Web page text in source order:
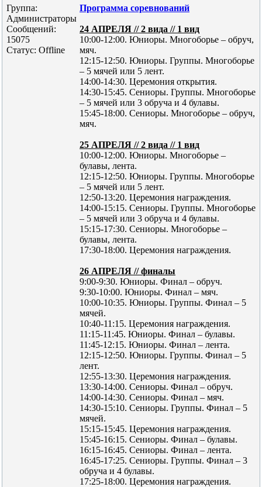
Группа:
Администраторы
Сообщений:
15075
Статус: Offline
Программа соревнований
24 АПРЕЛЯ // 2 вида // 1 вид
10:00-12:00. Юниоры. Многоборье – обруч,
мяч.
12:15-12:50. Юниоры. Группы. Многоборье
– 5 мячей или 5 лент.
14:00-14:30. Церемония открытия.
14:30-15:45. Сениоры. Группы. Многоборье
– 5 мячей или 3 обруча и 4 булавы.
15:45-18:00. Сениоры. Многоборье – обруч,
мяч.
25 АПРЕЛЯ // 2 вида // 1 вид
10:00-12:00. Юниоры. Многоборье –
булавы, лента.
12:15-12:50. Юниоры. Группы. Многоборье
– 5 мячей или 5 лент.
12:50-13:20. Церемония награждения.
14:00-15:15. Сениоры. Группы. Многоборье
– 5 мячей или 3 обруча и 4 булавы.
15:15-17:30. Сениоры. Многоборье –
булавы, лента.
17:30-18:00. Церемония награждения.
26 АПРЕЛЯ // финалы
9:00-9:30. Юниоры. Финал – обруч.
9:30-10:00. Юниоры. Финал – мяч.
10:00-10:35. Юниоры. Группы. Финал – 5
мячей.
10:40-11:15. Церемония награждения.
11:15-11:45. Юниоры. Финал – булавы.
11:45-12:15. Юниоры. Финал – лента.
12:15-12:50. Юниоры. Группы. Финал – 5
лент.
12:55-13:30. Церемония награждения.
13:30-14:00. Сениоры. Финал – обруч.
14:00-14:30. Сениоры. Финал – мяч.
14:30-15:10. Сениоры. Группы. Финал – 5
мячей.
15:15-15:45. Церемония награждения.
15:45-16:15. Сениоры. Финал – булавы.
16:15-16:45. Сениоры. Финал – лента.
16:45-17:25. Сениоры. Группы. Финал – 3
обруча и 4 булавы.
17:25-18:00. Церемония награждения.